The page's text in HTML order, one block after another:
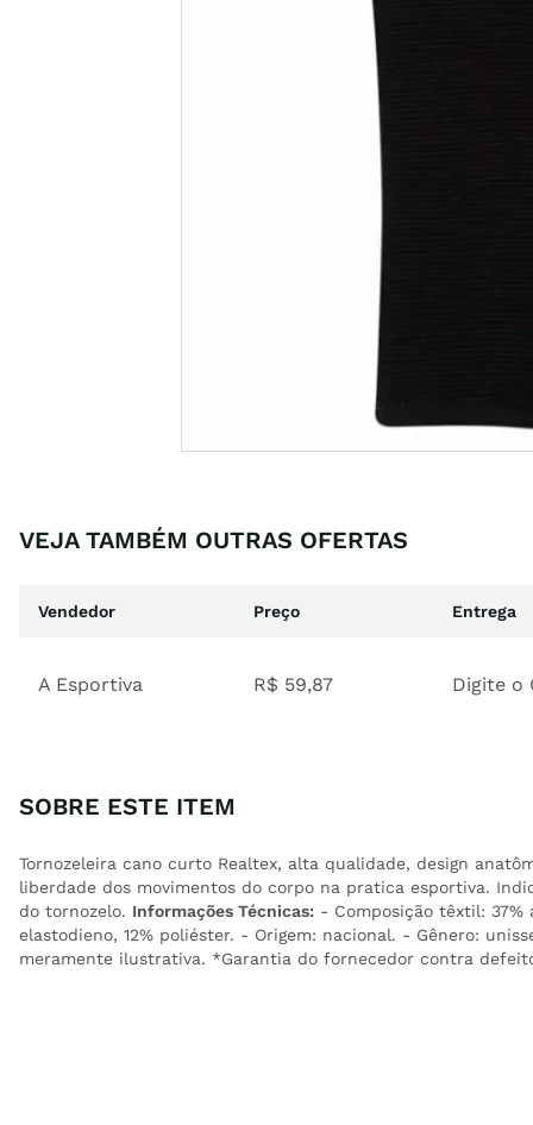
VEJA TAMBÉM OUTRAS OFERTAS
Vendedor Preço Entrega
A Esportiva R$ 59,87 Digite o
SOBRE ESTE ITEM
Tornozeleira cano curto Realtex, alta qualidade, design
liberdade dos movimentos do corpo na pratica esportiva.
do tornozelo. Informações Técnicas: - Composição têxtil: 37%
elastodieno, 12% poliéster. - Origem: nacional. - Gênero:
meramente ilustrativa. *Garantia do fornecedor contra